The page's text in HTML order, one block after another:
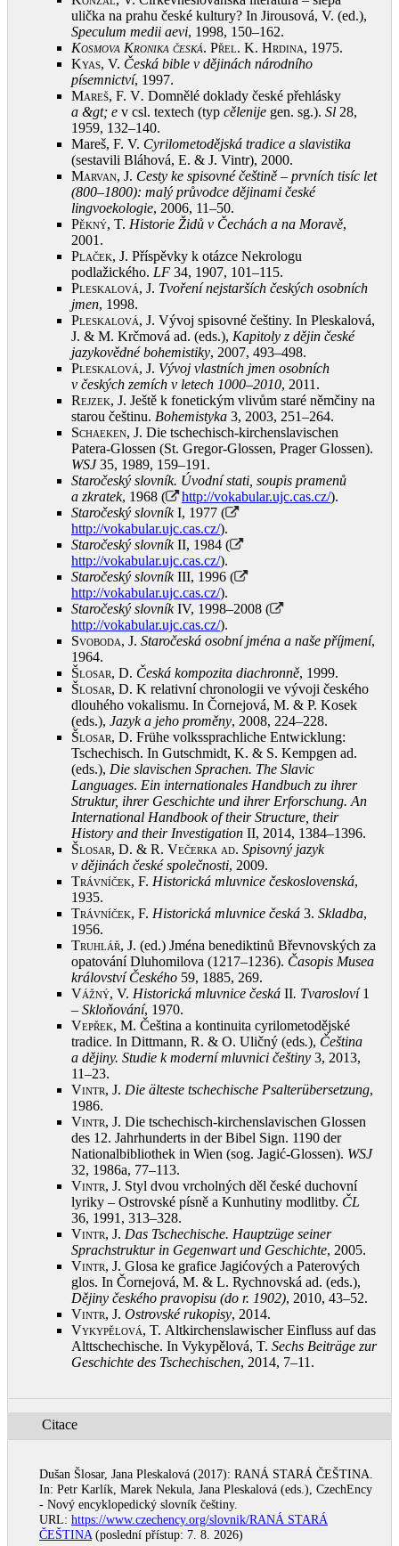
ulička na prahu české kultury? In Jirousová, V. (ed.),
Speculum medii aevi, 1998, 150–162.
Kosmova Kronika česká. Přel. K. Hrdina, 1975.
Kyas, V. Česká bible v dějinách národního
písemnictví, 1997.
Mareš, F. V. Domnělé doklady české přehlásky
a &gt; e v csl. textech (typ cělenije gen. sg.). Sl 28,
1959, 132–140.
Mareš, F. V. Cyrilometodějská tradice a slavistika
(sestavili Bláhová, E. & J. Vintr), 2000.
Marvan, J. Cesty ke spisovné češtině – prvních tisíc let
(800–1800): malý průvodce dějinami české
lingvoekologie, 2006, 11–50.
Pěkný, T. Historie Židů v Čechách a na Moravě,
2001 .
Plaček, J. Příspěvky k otázce Nekrologu
podlažického. LF 34, 1907, 101–115.
Pleskalová, J. Tvoření nejstarších českých osobních
jmen, 1998.
Pleskalová, J. Vývoj spisovné češtiny. In Pleskalová,
J. & M. Krčmová ad. (eds.), Kapitoly z dějin české
jazykovědné bohemistiky, 2007, 493–498.
Pleskalová, J. Vývoj vlastních jmen osobních
v českých zemích v letech 1000–2010, 2011 .
Rejzek, J. Ještě k fonetickým vlivům staré němčiny na
starou češtinu. Bohemistyka 3, 2003, 251–264.
Schaeken, J. Die tschechisch-kirchenslavischen
Patera-Glossen (St. Gregor-Glossen, Prager Glossen).
WSJ35, 1989, 159–191 .
Staročeský slovník. Úvodní stati, soupis pramenů
a zkratek, 1968 ( http://vokabular.ujc.cas.cz/).
Staročeský slovníkI, 1977 (
http://vokabular.ujc.cas.cz/).
Staročeský slovníkII, 1984 (
http://vokabular.ujc.cas.cz/).
Staročeský slovníkIII, 1996 (
http://vokabular.ujc.cas.cz/).
Staročeský slovníkIV, 1998–2008 (
http://vokabular.ujc.cas.cz/).
Svoboda, J. Staročeská osobní jména a naše příjmení,
1964.
Šlosar, D. Česká kompozita diachronně, 1999.
Šlosar, D. K relativní chronologii ve vývoji českého
dlouhého vokalismu. In Čornejová, M. & P. Kosek
(eds.), Jazyk a jeho proměny, 2008, 224–228.
Šlosar, D. Frühe volkssprachliche Entwicklung:
Tschechisch. In Gutschmidt, K. & S. Kempgen ad.
(eds.), Die slavischen Sprachen. The Slavic
Languages. Ein internationales Handbuch zu ihrer
Struktur, ihrer Geschichte und ihrer Erforschung. An
International Handbook of their Structure, their
History and their Investigation II, 2014, 1384–1396.
Šlosar, D. & R. Večerka ad. Spisovný jazyk
v dějinách české společnosti, 2009.
Trávníček, F. Historická mluvnice československá,
1935.
Trávníček, F. Historická mluvnice česká 3. Skladba,
1956.
Truhlář, J. (ed.) Jména benediktinů Břevnovských za
opatování Dluhomilova (1217–1236). Časopis Musea
království Českého 59, 1885, 269.
Vážný, V. Historická mluvnice česká II. Tvarosloví1
– Skloňování, 1970.
Vepřek, M. Čeština a kontinuita cyrilometodějské
tradice. In Dittmann, R. & O. Uličný (eds.), Čeština
a dějiny. Studie k moderní mluvnici češtiny 3, 2013,
11–23.
Vintr, J. Die älteste tschechische Psalterübersetzung,
1986.
Vintr, J. Die tschechisch-kirchenslavischen Glossen
des 12. Jahrhunderts in der Bibel Sign. 1190 der
Nationalbibliothek in Wien (sog. Jagić-Glossen). WSJ
32, 1986a, 77–113.
Vintr, J. Styl dvou vrcholných děl české duchovní
lyriky – Ostrovské písně a Kunhutiny modlitby. ČL
36, 1991, 313–328.
Vintr, J. Das Tschechische. Hauptzüge seiner
Sprachstruktur in Gegenwart und Geschichte, 2005.
Vintr, J. Glosa ke grafice Jagićových a Paterových
glos. In Čornejová, M. & L. Rychnovská ad. (eds.),
Dějiny českého pravopisu (do r. 1902), 2010, 43–52.
Vintr, J. Ostrovské rukopisy, 2014.
Vykypělová, T. Altkirchenslawischer Einfluss auf das
Alttschechische. In Vykypělová, T. Sechs Beiträge zur
Geschichte des Tschechischen, 2014, 7–11 .
Citace
Dušan Šlosar, Jana Pleskalová (2017): RANÁ STARÁ ČEŠTINA.
In: Petr Karlík, Marek Nekula, Jana Pleskalová (eds.), CzechEncy
- Nový encyklopedický slovník češtiny.
URL: https://www.czechency.org/slovnik/RANÁ STARÁ
ČEŠTINA (poslední přístup: 7. 8. 2026)